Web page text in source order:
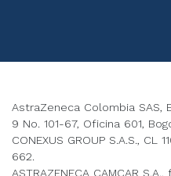
AstraZeneca Colombia SAS,
9 No. 101-67, Oficina 601,
CONEXUS GROUP S.A.S.,
662.
ASTRAZENECA CAMCAR